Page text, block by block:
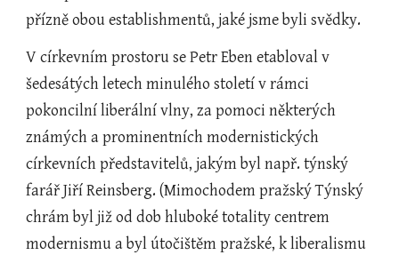
přízně obou establishmentů, jaké jsme byli svědky.
V církevním prostoru se Petr Eben etabloval v
šedesátých letech minulého století v rámci
pokoncilní liberální vlny, za pomoci některých
známých a prominentních modernistických
církevních představitelů, jakým byl např. týnský
farář Jiří Reinsberg. (Mimochodem pražský Týnský
chrám byl již od dob hluboké totality centrem
modernismu a byl útočištěm pražské, k liberalismu